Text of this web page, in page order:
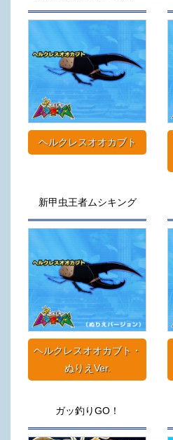
ヘルクレスオオカブト
新甲虫王者ムシキング
ヘルクレスオオカブト・
ぬりえVer.
ガッ釣りGO！